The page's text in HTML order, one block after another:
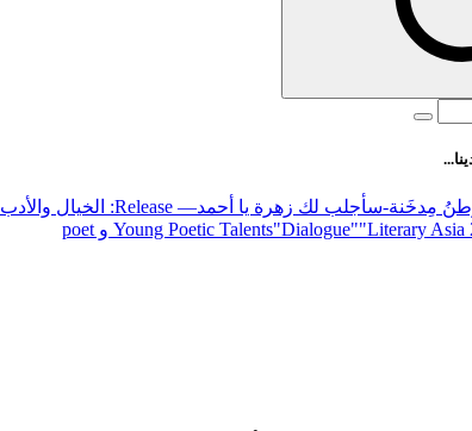
مِدخَنة-سأجلب لك زهرة يا أحمد— Release : الخيال والأدب
Young Poetic Talents"Dialogue""Literary Asia